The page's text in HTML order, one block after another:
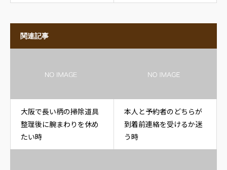
関連記事
大阪で長い柄の掃除道具
整理後に腕まわりを休め
たい時
本人と予約者のどちらが
到着前連絡を受けるか迷
う時